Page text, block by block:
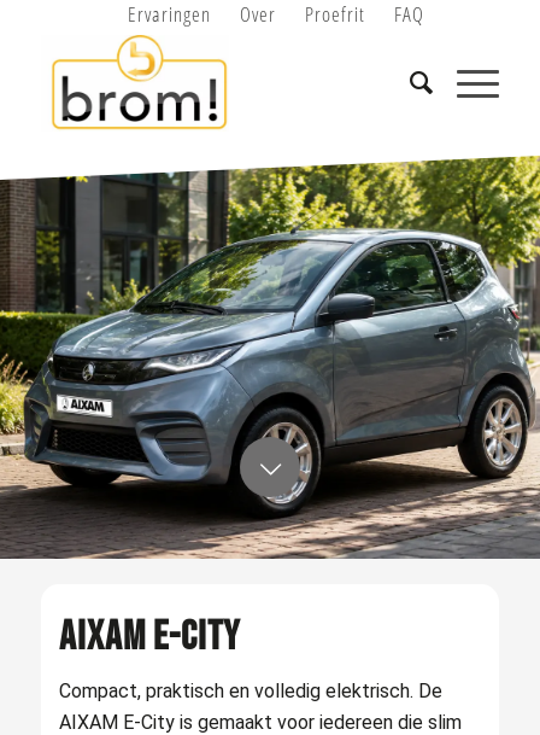
Ervaringen Over Proefrit FAQ
AIXAM E-CITY
Compact, praktisch en volledig elektrisch. De
AIXAM E-City is gemaakt voor iedereen die slim